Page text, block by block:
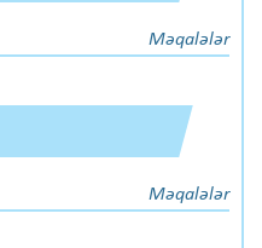
Məqalələr
Məqalələr